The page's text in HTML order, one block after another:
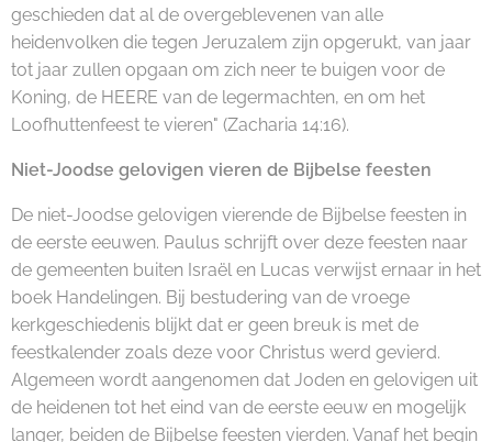
geschieden dat al de overgeblevenen van alle
heidenvolken die tegen Jeruzalem zijn opgerukt, van jaar
tot jaar zullen opgaan om zich neer te buigen voor de
Koning, de HEERE van de legermachten, en om het
Loofhuttenfeest te vieren" (Zacharia 14:16).
Niet-Joodse gelovigen vieren de Bijbelse feesten
De niet-Joodse gelovigen vierende de Bijbelse feesten in
de eerste eeuwen. Paulus schrijft over deze feesten naar
de gemeenten buiten Israël en Lucas verwijst ernaar in het
boek Handelingen. Bij bestudering van de vroege
kerkgeschiedenis blijkt dat er geen breuk is met de
feestkalender zoals deze voor Christus werd gevierd.
Algemeen wordt aangenomen dat Joden en gelovigen uit
de heidenen tot het eind van de eerste eeuw en mogelijk
langer, beiden de Bijbelse feesten vierden. Vanaf het begin